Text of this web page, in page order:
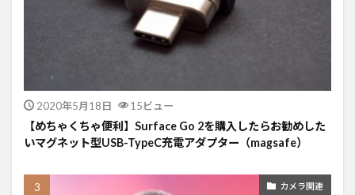
2020年5月18日 15ビュー
【めちゃくちゃ便利】Surface Go 2を購入したらお勧めした
いマグネット型USB-TypeC充電アダプター（magsafe）
カメラ関連